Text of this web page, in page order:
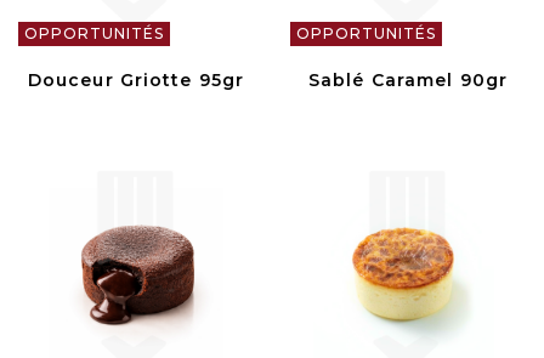
OPPORTUNITÉS
Douceur Griotte 95gr
OPPORTUNITÉS
Sablé Caramel 90gr